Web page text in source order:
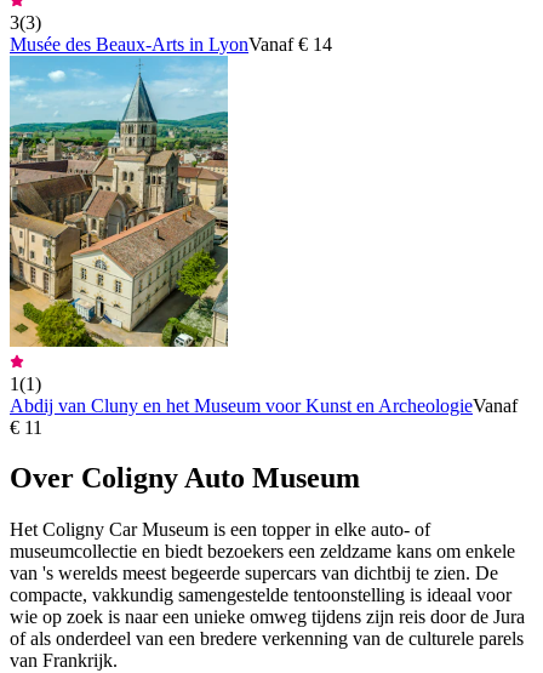
3(3)
Musée des Beaux-Arts in LyonVanaf € 14
1(1)
Abdij van Cluny en het Museum voor Kunst en ArcheologieVanaf
€ 11
Over Coligny Auto Museum
Het Coligny Car Museum is een topper in elke auto- of
museumcollectie en biedt bezoekers een zeldzame kans om enkele
van 's werelds meest begeerde supercars van dichtbij te zien. De
compacte, vakkundig samengestelde tentoonstelling is ideaal voor
wie op zoek is naar een unieke omweg tijdens zijn reis door de Jura
of als onderdeel van een bredere verkenning van de culturele parels
van Frankrijk.